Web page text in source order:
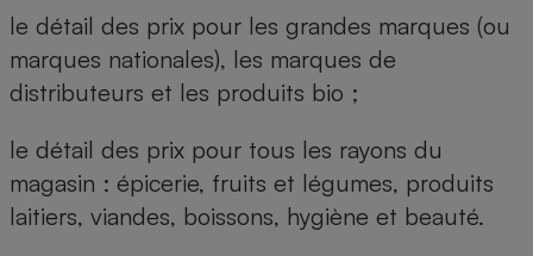
le détail des prix pour les grandes marques (ou
marques nationales), les marques de
distributeurs et les produits bio ;
le détail des prix pour tous les rayons du
magasin : épicerie, fruits et légumes, produits
laitiers, viandes, boissons, hygiène et beauté.